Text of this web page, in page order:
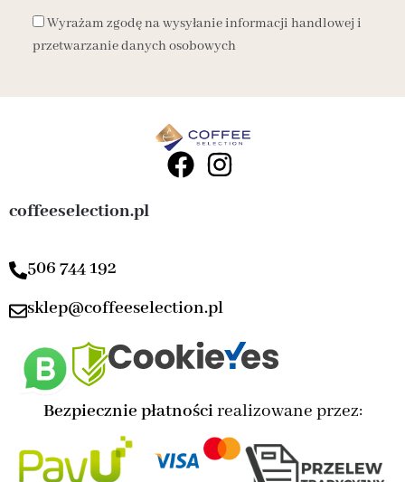
Wyrażam zgodę na wysyłanie informacji handlowej i
przetwarzanie danych osobowych
coffeeselection.pl
506 744 192
sklep@coffeeselection.pl
Bezpiecznie płatnościrealizowane przez: